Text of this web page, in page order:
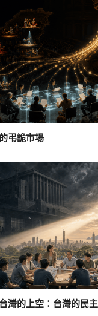
弔詭市場
灣的上空：台灣的民